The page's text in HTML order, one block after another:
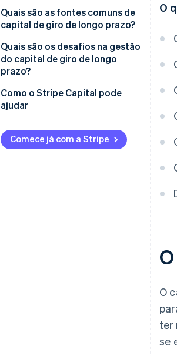
Desenvolvimento de resiliência
Permitir a tomada de melhores
decisões
Respaldo para riscos de longo
prazo
Evitar o sofrimento com
refinanciamentos
Quais são as fontes comuns de
capital de giro de longo prazo?
Receitas não distribuídas
Capital acionário
Dívida de longo prazo
Crédito comercial e provisões
Quais são os desafios na gestão
do capital de giro de longo
prazo?
Acesso ao capital
Planejamento para o inesperado
Como saber quanto capital de
giro deve ser mantido
Como o Stripe Capital pode
ajudar
Comece já com a Stripe
O
O
ter
se